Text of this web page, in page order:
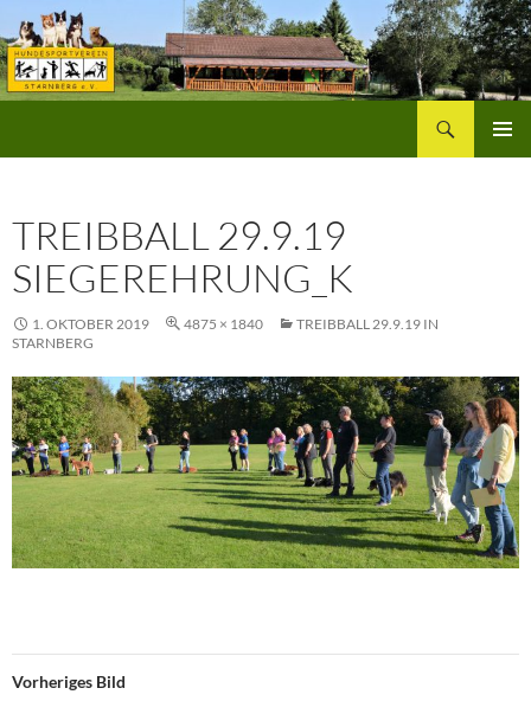
Inhalt
springen
TREIBBALL 29.9.19
SIEGEREHRUNG_K
1. OKTOBER 2019 4875 × 1840
TREIBBALL 29.9.19 IN
STARNBERG
Vorheriges Bild